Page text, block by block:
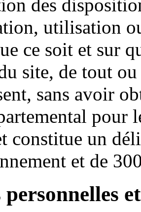
des
utilisation
ce soit et sur
site, de tout
sans avoir
pour
constitue un
et de
personnelles